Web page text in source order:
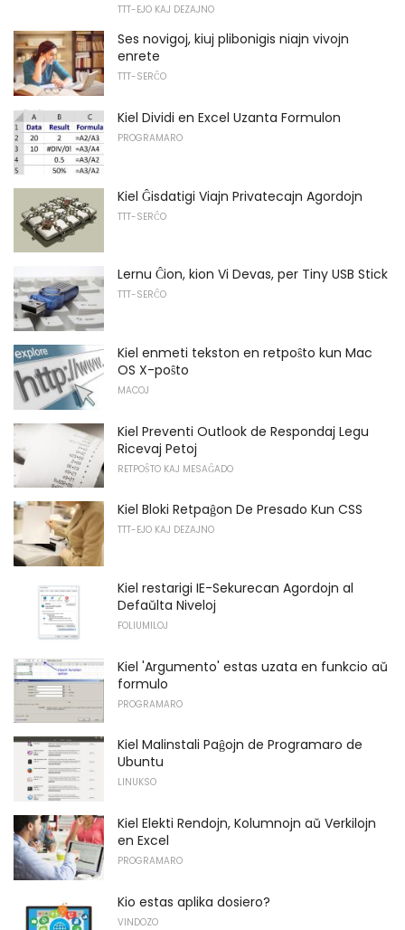
TTT-EJO KAJ DEZAJNO
Ses novigoj, kiuj plibonigis niajn vivojn
enrete
TTT-SERĈO
Kiel Dividi en Excel Uzanta Formulon
PROGRAMARO
Kiel Ĝisdatigi Viajn Privatecajn Agordojn
TTT-SERĈO
Lernu Ĉion, kion Vi Devas, per Tiny USB Stick
TTT-SERĈO
Kiel enmeti tekston en retpoŝto kun Mac
OS X-poŝto
MACOJ
Kiel Preventi Outlook de Respondaj Legu
Ricevaj Petoj
RETPOŜTO KAJ MESAĜADO
Kiel Bloki Retpaĝon De Presado Kun CSS
TTT-EJO KAJ DEZAJNO
Kiel restarigi IE-Sekurecan Agordojn al
Defaŭlta Niveloj
FOLIUMILOJ
Kiel 'Argumento' estas uzata en funkcio aŭ
formulo
PROGRAMARO
Kiel Malinstali Paĝojn de Programaro de
Ubuntu
LINUKSO
Kiel Elekti Rendojn, Kolumnojn aŭ Verkilojn
en Excel
PROGRAMARO
Kio estas aplika dosiero?
VINDOZO